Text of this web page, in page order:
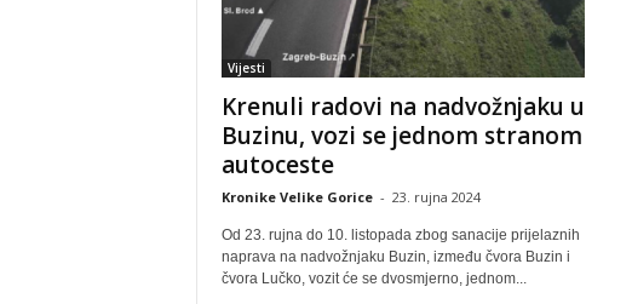
Vijesti
Krenuli radovi na nadvožnjaku u
Buzinu, vozi se jednom stranom
autoceste
Kronike Velike Gorice - 23. rujna 2024
Od 23. rujna do 10. listopada zbog sanacije prijelaznih
naprava na nadvožnjaku Buzin, između čvora Buzin i
čvora Lučko, vozit će se dvosmjerno, jednom...